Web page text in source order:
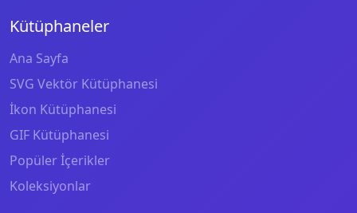
Kütüphaneler
Ana Sayfa
SVG Vektör Kütüphanesi
İkon Kütüphanesi
GIF Kütüphanesi
Popüler İçerikler
Koleksiyonlar